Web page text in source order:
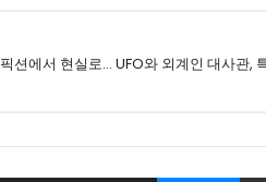
픽션에서 현실로... UFO와 외계인 대사관,